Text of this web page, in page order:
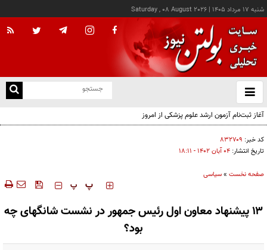
شنبه ۱۷ مرداد ۱۴۰۵ |
Saturday , 08 August 2026
باز
و
آغاز ثبت‌نام آزمون ارشد علوم پزشکی از امروز
کد خبر: ۸۳۲۷۰۹
تاریخ انتشار: ۰۴ آبان ۱۴۰۲ - ۱۸:۱۱
صفحه نخست »سیاسی
‍‍‍ پ پ
۱۳ پیشنهاد معاون اول رئیس جمهور در نشست شانگهای چه
بود؟